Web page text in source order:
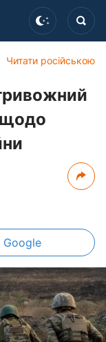
Читати російською
щодо
Google